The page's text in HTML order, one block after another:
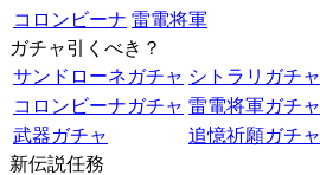
コロンビーナ 雷電将軍
ガチャ引くべき？
サンドローネガチャ シトラリガチャ
コロンビーナガチャ 雷電将軍ガチャ
武器ガチャ
追憶祈願ガチャ
新伝説任務